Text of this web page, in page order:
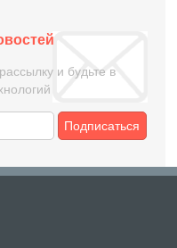
и будьте в
Подписаться